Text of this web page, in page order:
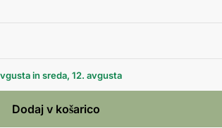
in sreda, 12. avgusta
Dodaj v košarico